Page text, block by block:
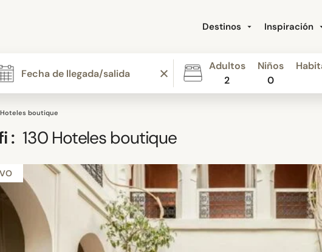
Destinos Inspiración
Adultos
2
Niños
0
boutique
: 130 Hoteles boutique